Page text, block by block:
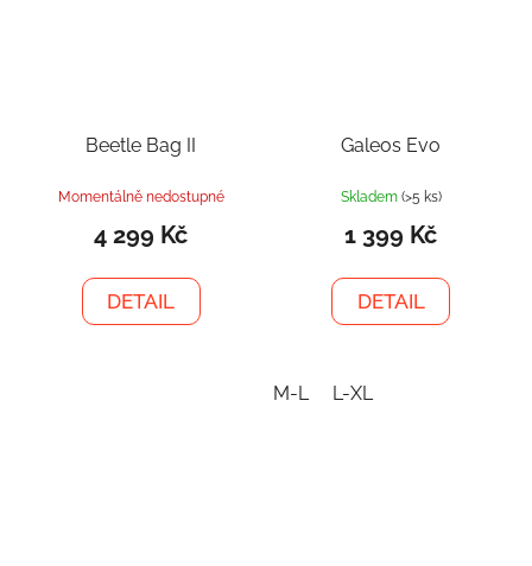
Beetle Bag II
Momentálně nedostupné
4 299 Kč
DETAIL
Galeos Evo
Skladem (>5 ks)
1 399 Kč
DETAIL
M-L L-XL